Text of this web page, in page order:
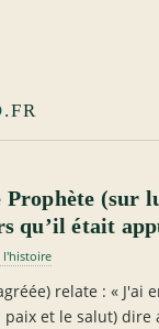
.FR
Prophète (sur
qu’il était
l'histoire
relate : « J'ai
et le salut) dire